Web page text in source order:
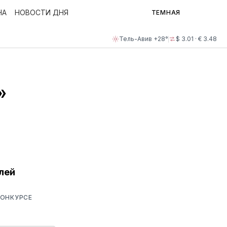
Тель-Авив +28° $ 3.01 · € 3.48
НОВОСТИ ДНЯ ТЕМНАЯ